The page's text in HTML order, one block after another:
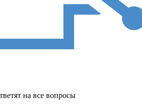
на все вопросы